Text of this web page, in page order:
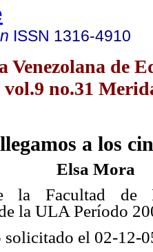
ISSN 1316-4910
Venezolana de
vol.9 no.31
a los
Elsa Mora
la Facultad de
la ULA Período
solicitado el 02-12-